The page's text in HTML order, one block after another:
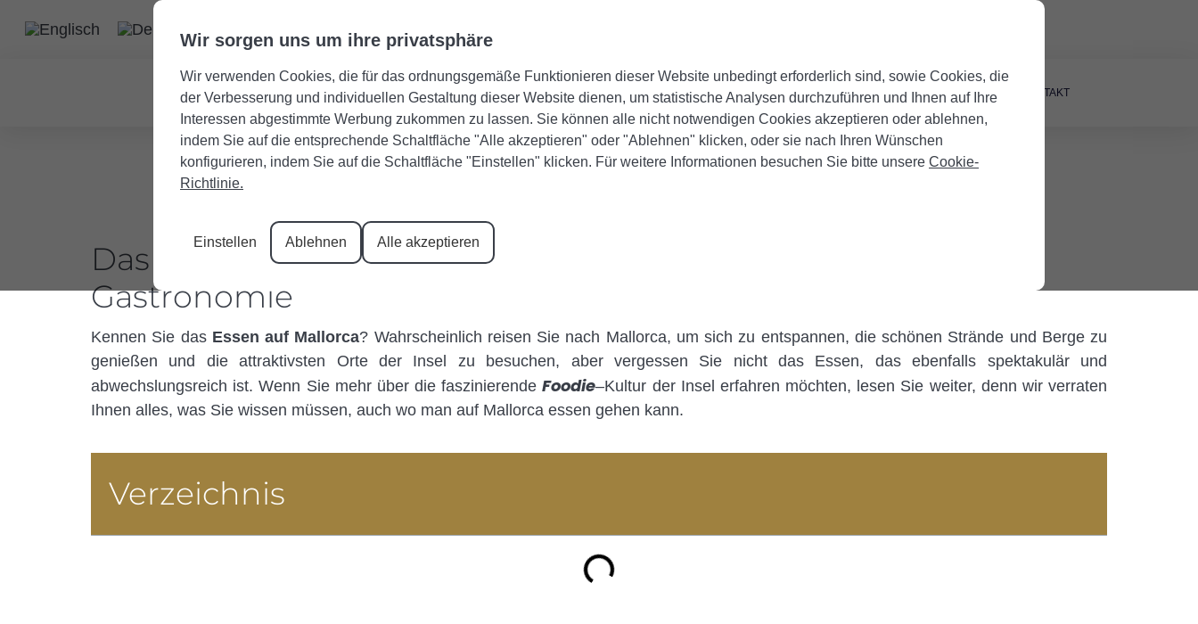
UNTERKÜNFTE KATEGORIEN IHR EIGENTUM VERMIETEN BLOG KONTAKT
Das Essen auf Mallorca: Entdecken Sie eine fantastische
Gastronomie
Kennen Sie das Essen auf Mallorca? Wahrscheinlich reisen Sie nach Mallorca, um sich zu entspannen, die schönen Strände und Berge zu
genießen und die attraktivsten Orte der Insel zu besuchen, aber vergessen Sie nicht das Essen, das ebenfalls spektakulär und
abwechslungsreich ist. Wenn Sie mehr über die faszinierendeFoodie–Kultur der Insel erfahren möchten, lesen Sie weiter, denn wir verraten
Ihnen alles, was Sie wissen müssen, auch wo man auf Mallorca essen gehen kann.
Verzeichnis
Wir sorgen uns um ihre privatsphäre
Wir verwenden Cookies, die für das ordnungsgemäße Funktionieren dieser Website unbedingt erforderlich sind, sowie Cookies, die
der Verbesserung und individuellen Gestaltung dieser Website dienen, um statistische Analysen durchzuführen und Ihnen auf Ihre
Interessen abgestimmte Werbung zukommen zu lassen. Sie können alle nicht notwendigen Cookies akzeptieren oder ablehnen,
indem Sie auf die entsprechende Schaltfläche "Alle akzeptieren" oder "Ablehnen" klicken, oder sie nach Ihren Wünschen
konfigurieren, indem Sie auf die Schaltfläche "Einstellen" klicken. Für weitere Informationen besuchen Sie bitte unsere Cookie-
Richtlinie.
Einstellen Ablehnen Alle akzeptieren